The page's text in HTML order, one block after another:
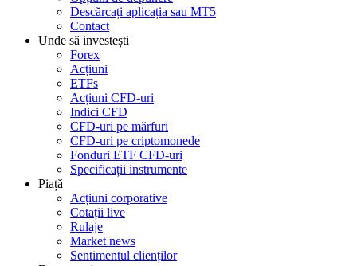
Descărcați aplicația sau MT5
Contact
Unde să investești
Forex
Acțiuni
ETFs
Acțiuni CFD-uri
Indici CFD
CFD-uri pe mărfuri
CFD-uri pe criptomonede
Fonduri ETF CFD-uri
Specificații instrumente
Piață
Acțiuni corporative
Cotații live
Rulaje
Market news
Sentimentul clienților